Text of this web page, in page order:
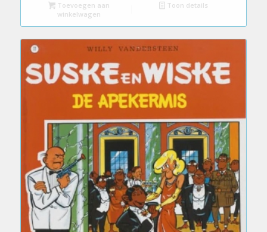
Toevoegen aan
winkelwagen
Toon details